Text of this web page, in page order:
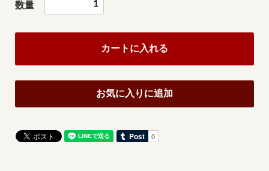
数量
カートに入れる
お気に入りに追加